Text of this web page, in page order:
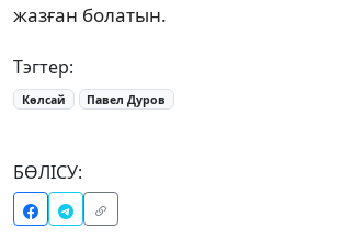
жазған болатын.
Тэгтер:
Көлсай Павел Дуров
БӨЛІСУ: